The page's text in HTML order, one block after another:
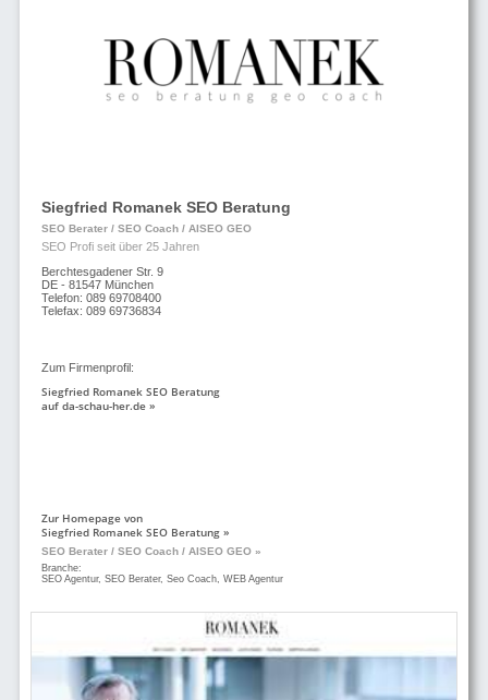
Siegfried Romanek SEO Beratung
SEO Berater / SEO Coach / AISEO GEO
SEO Profi seit über 25 Jahren
Berchtesgadener Str. 9
DE - 81547 München
Telefon: 089 69708400
Telefax: 089 69736834
Zum Firmenprofil:
Siegfried Romanek SEO Beratung
auf da-schau-her.de »
Zur Homepage von
Siegfried Romanek SEO Beratung »
SEO Berater / SEO Coach / AISEO GEO »
Branche:
SEO Agentur, SEO Berater, Seo Coach, WEB Agentur